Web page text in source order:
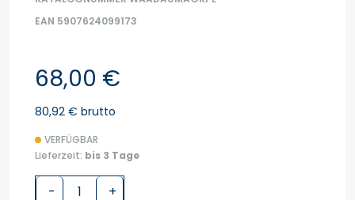
EAN 5907624099173
68,00 €
80,92 € brutto
VERFÜGBAR
Lieferzeit: bis 3 Tage
- +